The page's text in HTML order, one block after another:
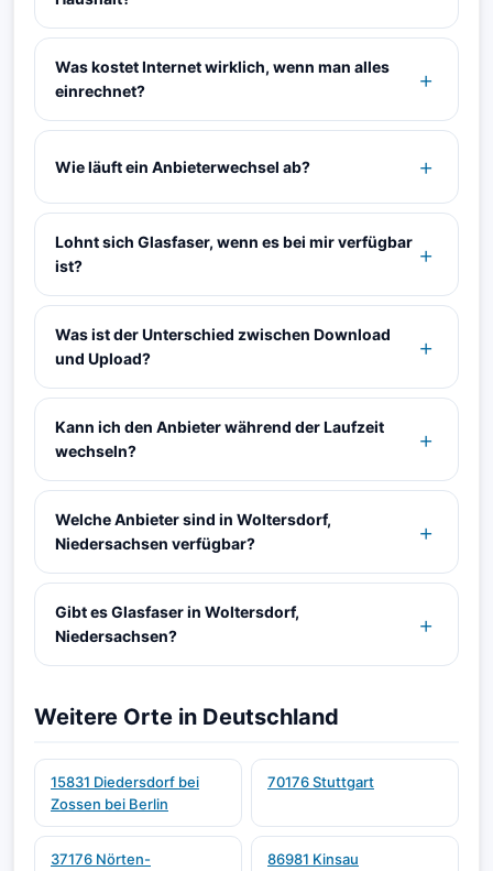
Was kostet Internet wirklich, wenn man alles
einrechnet?
Wie läuft ein Anbieterwechsel ab?
Lohnt sich Glasfaser, wenn es bei mir verfügbar
ist?
Was ist der Unterschied zwischen Download
und Upload?
Kann ich den Anbieter während der Laufzeit
wechseln?
Welche Anbieter sind in Woltersdorf,
Niedersachsen verfügbar?
Gibt es Glasfaser in Woltersdorf,
Niedersachsen?
Weitere Orte in Deutschland
15831 Diedersdorf bei
Zossen bei Berlin
70176 Stuttgart
37176 Nörten-
86981 Kinsau